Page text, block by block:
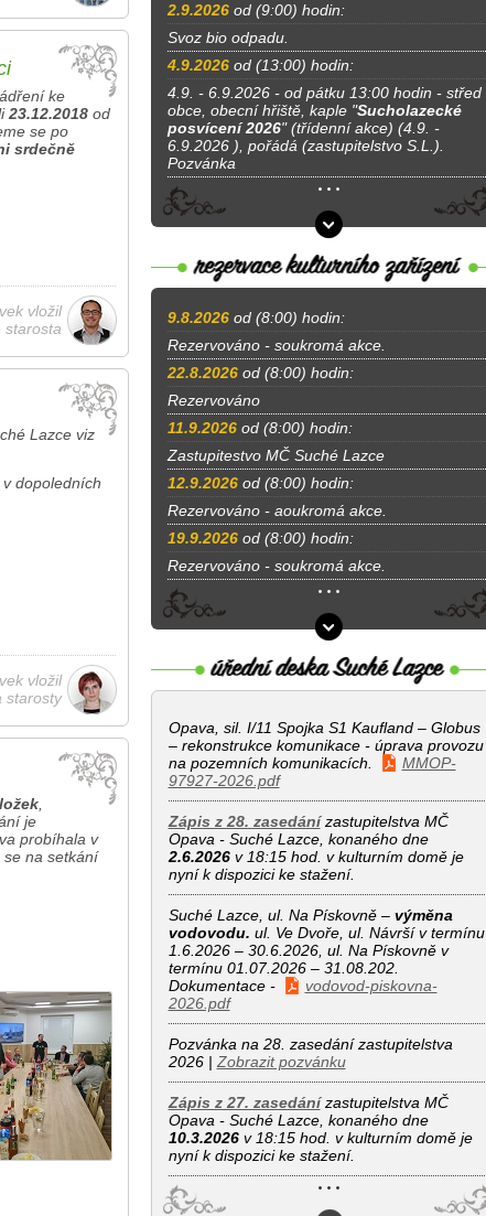
ke
23.12.2018od
se po
srdečně
vložil
starosta
Lazce viz
dopoledních
vložil
starosty
,
je
probíhala v
na setkání
2.9.2026od (9:00) hodin:
Svoz bio odpadu.
4.9.2026od (13:00) hodin:
4.9. - 6.9.2026 - od pátku 13:00 hodin - střed
obce, obecní hřiště, kaple "Sucholazecké
posvícení 2026" (třídenní akce) (4.9. -
6.9.2026 ), pořádá (zastupitelstvo S.L.).
Pozvánka
9.8.2026od (8:00) hodin:
Rezervováno - soukromá akce.
22.8.2026od (8:00) hodin:
Rezervováno
11.9.2026od (8:00) hodin:
Zastupitestvo MČ Suché Lazce
12.9.2026od (8:00) hodin:
Rezervováno - aoukromá akce.
19.9.2026od (8:00) hodin:
Rezervováno - soukromá akce.
Opava, sil. I/11 Spojka S1 Kaufland – Globus
– rekonstrukce komunikace - úprava provozu
na pozemních komunikacích.
MMOP-
97927-2026.pdf
Zápis z 28. zasedánízastupitelstva MČ
Opava - Suché Lazce, konaného dne
2.6.2026v 18:15 hod. v kulturním domě je
nyní k dispozici ke stažení.
Suché Lazce, ul. Na Pískovně – výměna
vodovodu. ul. Ve Dvoře, ul. Návrší v termínu
1.6.2026 – 30.6.2026, ul. Na Pískovně v
termínu 01.07.2026 – 31.08.202.
Dokumentace -
vodovod-piskovna-
2026.pdf
Pozvánka na 28. zasedání zastupitelstva
2026 | Zobrazit pozvánku
Zápis z 27. zasedánízastupitelstva MČ
Opava - Suché Lazce, konaného dne
10.3.2026v 18:15 hod. v kulturním domě je
nyní k dispozici ke stažení.